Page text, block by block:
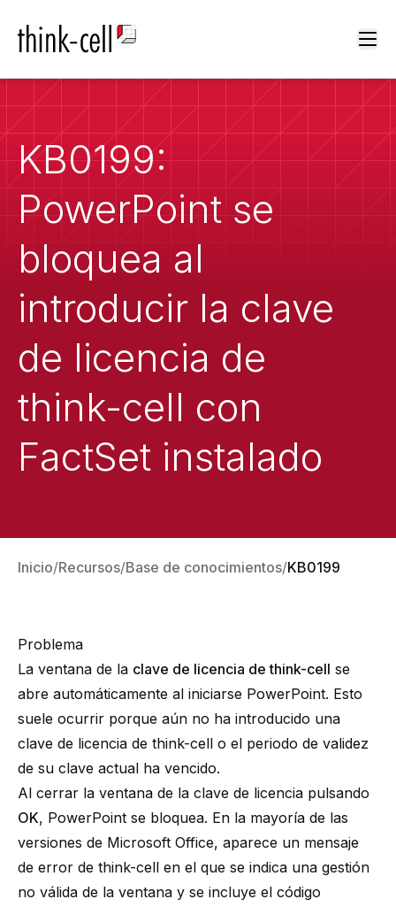
KB0199:
PowerPoint se
bloquea al
introducir la clave
de licencia de
think-cell con
FactSet instalado
Inicio Recursos Base de conocimientos KB0199
Problema
La ventana de la clave de licencia de think-cell se
abre automáticamente al iniciarse PowerPoint. Esto
suele ocurrir porque aún no ha introducido una
clave de licencia de think-cell o el periodo de validez
de su clave actual ha vencido.
Al cerrar la ventana de la clave de licencia pulsando
OK, PowerPoint se bloquea. En la mayoría de las
versiones de Microsoft Office, aparece un mensaje
de error de think-cell en el que se indica una gestión
no válida de la ventana y se incluye el código